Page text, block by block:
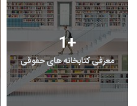
1+
کتابخانه های حقوقی